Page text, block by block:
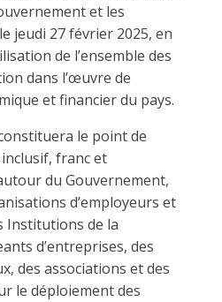
et les
jeudi 27 février 2025, en
de l’ensemble des
dans l’œuvre de
et financier du pays.
le point de
franc et
du Gouvernement,
d’employeurs et
Institutions de la
d’entreprises, des
des associations et des
le déploiement des